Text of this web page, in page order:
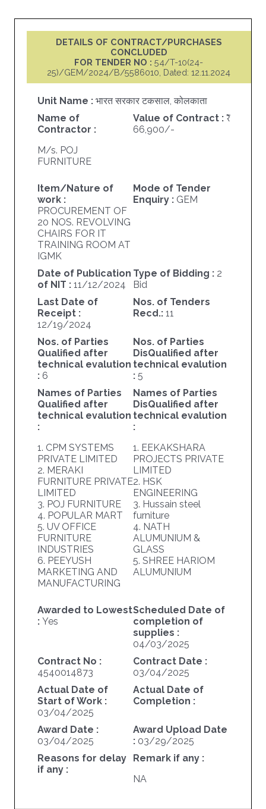
DETAILS OF CONTRACT/PURCHASES
CONCLUDED
FOR TENDER NO :54/T-10(24-
25)/GEM/2024/B/5586010, Dated: 12.11.2024
Unit Name : भारत सरकार टकसाल, कोलकाता
Name of
Contractor :
M/s. POJ
FURNITURE
Value of Contract :
66,900/-
Item/Nature of
work :
PROCUREMENT OF
20 NOS. REVOLVING
CHAIRS FOR IT
TRAINING ROOM AT
IGMK
Mode of Tender
Enquiry : GEM
Date of Publication
of NIT : 11/12/2024
Type of Bidding : 2
Bid
Last Date of
Receipt :
12/19/2024
Nos. of Tenders
Recd.: 11
Nos. of Parties
Qualified after
technical evalution
: 6
Nos. of Parties
DisQualified after
technical evalution
: 5
Names of Parties
Qualified after
technical evalution
:
1. CPM SYSTEMS
PRIVATE LIMITED
2. MERAKI
FURNITURE PRIVATE
LIMITED
3. POJ FURNITURE
4. POPULAR MART
5. UV OFFICE
FURNITURE
INDUSTRIES
6. PEEYUSH
MARKETING AND
MANUFACTURING
Names of Parties
DisQualified after
technical evalution
:
1. EEKAKSHARA
PROJECTS PRIVATE
LIMITED
2. HSK
ENGINEERING
3. Hussain steel
furniture
4. NATH
ALUMUNIUM &
GLASS
5. SHREE HARIOM
ALUMUNIUM
Awarded to Lowest
: Yes
Scheduled Date of
completion of
supplies :
04/03/2025
Contract No :
4540014873
Contract Date :
03/04/2025
Actual Date of
Start of Work :
03/04/2025
Actual Date of
Completion :
Award Date :
03/04/2025
Award Upload Date
: 03/29/2025
Reasons for delay
if any :
Remark if any :
NA